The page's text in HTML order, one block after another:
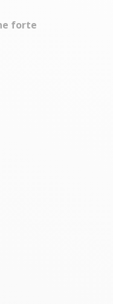
forte